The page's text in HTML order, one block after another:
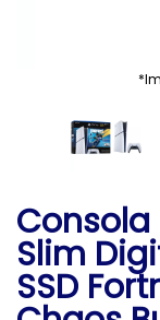
Consola
Slim
SSD